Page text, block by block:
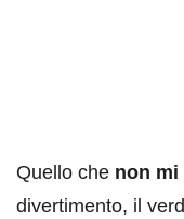
Quello che non mi
divertimento, il